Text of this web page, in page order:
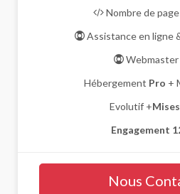
Nombre de
Assistance en ligne
Webmaster
Hébergement Pro +
Evolutif +
Engagement
Nous